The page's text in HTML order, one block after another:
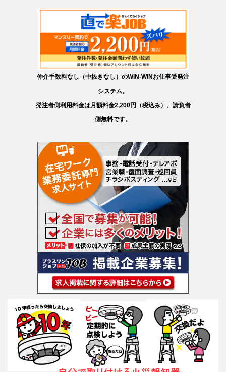
仲介手数料なし（中抜きなし）のWIN-WINお仕事受発注
システム。
発注者側利用料金は月額料金2,200円（税込み）、請負者
側無料です。